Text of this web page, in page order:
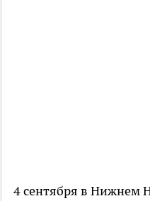
4 сентября в Нижнем